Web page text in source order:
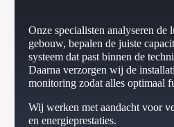
Onze specialisten analyseren de
gebouw, bepalen de juiste
systeem dat past binnen de
Daarna verzorgen wij de
monitoring zodat alles optimaal
Wij werken met aandacht voor
en energieprestaties.